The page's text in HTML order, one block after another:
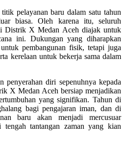
pelayanan baru dalam satu tahun
biasa. Oleh karena itu, seluruh
Distrik X Medan Aceh diajak untuk
ini. Dukungan yang diharapkan
pembangunan fisik, tetapi juga
kerelaan untuk bekerja sama dalam
penyerahan diri sepenuhnya kepada
X Medan Aceh bersiap menjadikan
yang signifikan. Tahun di
bagi pengajaran iman, dan di
baru akan menjadi mercusuar
tengah tantangan zaman yang kian